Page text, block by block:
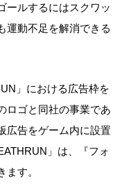
ールするにはスクワッ
運動不足を解消できる
」における広告枠を
ロゴと同社の事業であ
広告をゲーム内に設置
」は、『フォ
す。